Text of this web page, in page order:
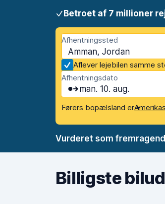
Betroet af 7 millioner
Afhentningssted
Amman, Jordan
Aflever lejebilen samme
Afhentningsdato
man. 10. aug.
Førers bopælsland er
Vurderet som
Billigste